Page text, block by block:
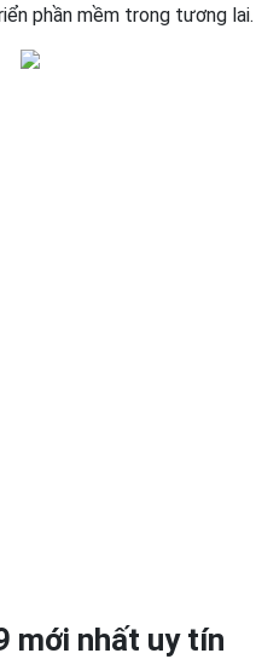
phần mềm trong tương
mới nhất uy tín